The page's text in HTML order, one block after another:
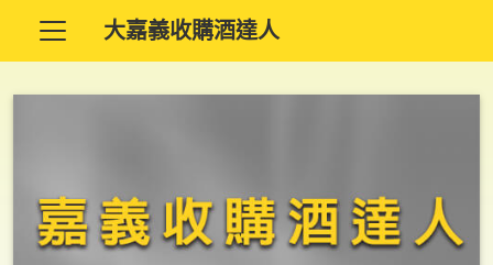
大嘉義收購酒達人